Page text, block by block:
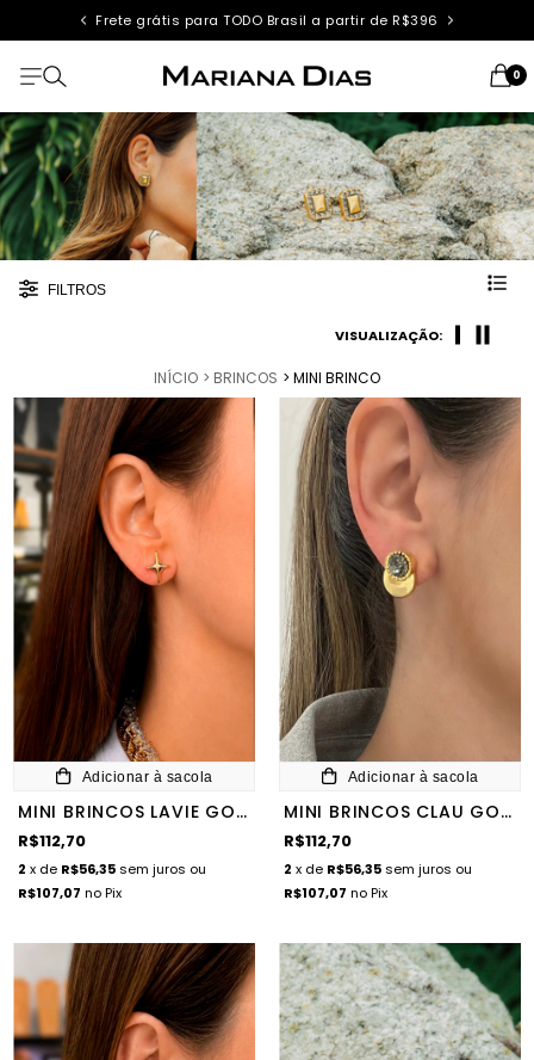
Frete grátis para TODO Brasil a partir de R$396
0
FILTROS
VISUALIZAÇÃO:
INÍCIO > BRINCOS > MINI BRINCO
Adicionar à sacola
MINI BRINCOS LAVIE GOLD
R$112,70
2 x de R$56,35 sem juros ou
R$107,07 no Pix
Adicionar à sacola
MINI BRINCOS CLAU GOLD
R$112,70
2 x de R$56,35 sem juros ou
R$107,07 no Pix